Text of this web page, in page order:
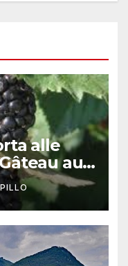
alle
au